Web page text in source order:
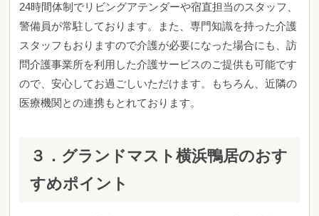
24時間体制でリビングアテンダーや宿直担当のスタッフ、
警備員が常駐しております。また、専門知識を持った介護
スタッフもおりますので介護が必要になった場合にも、訪
問介護事業所を利用した介護サービスのご提供も可能です
ので、安心してお過ごしいただけます。もちろん、近隣の
医療機関との連携もとれております。
３．グランドマスト横浜鴨居のおす
すめポイント